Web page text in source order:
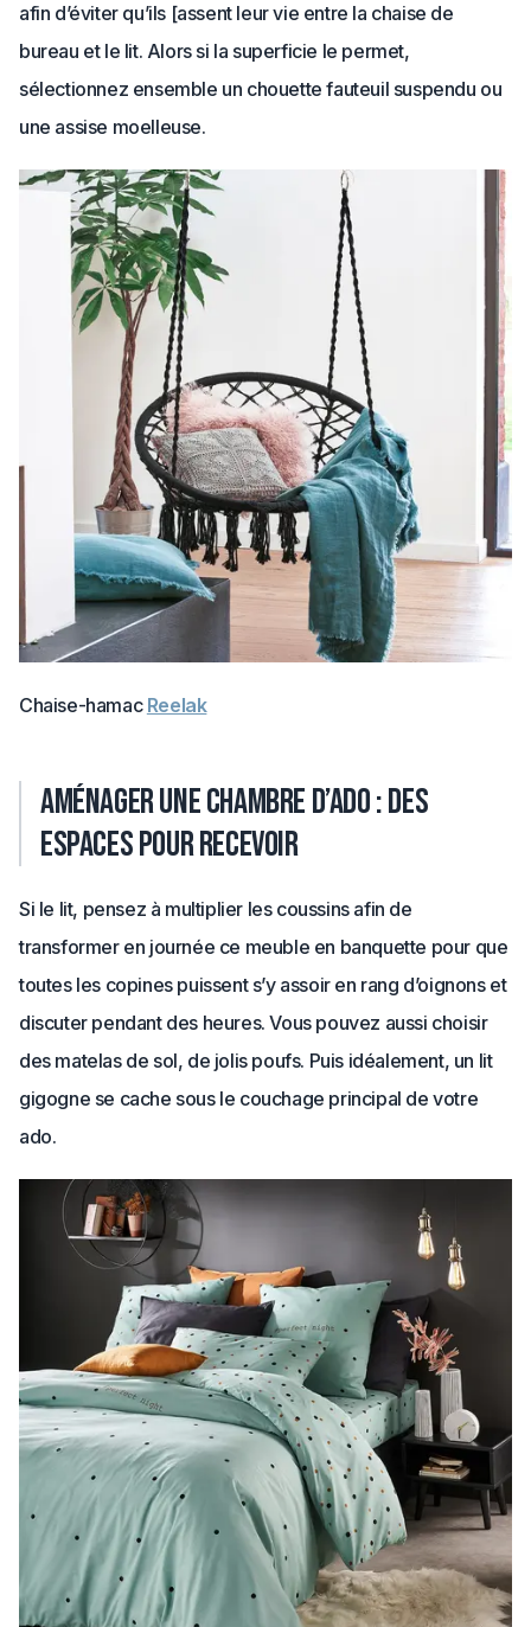
afin d’éviter qu’ils [assent leur vie entre la chaise de
bureau et le lit. Alors si la superficie le permet,
sélectionnez ensemble un chouette fauteuil suspendu ou
une assise moelleuse.
Chaise-hamac Reelak
Aménager une chambre d’ado : des
espaces pour recevoir
Si le lit, pensez à multiplier les coussins afin de
transformer en journée ce meuble en banquette pour que
toutes les copines puissent s’y assoir en rang d’oignons et
discuter pendant des heures. Vous pouvez aussi choisir
des matelas de sol, de jolis poufs. Puis idéalement, un lit
gigogne se cache sous le couchage principal de votre
ado.